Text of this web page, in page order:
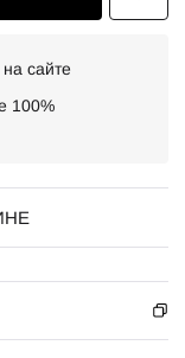
сайте
100%